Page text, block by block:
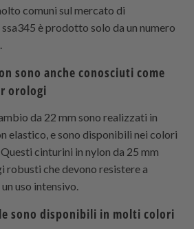
comuni sul mercato di
è prodotto solo da un numero
sono anche conosciuti come
orologi
da 22 mm sono realizzati in
elastico, e sono disponibili nei colori
cinturini in nylon da 25 mm
robusti che devono resistere a
uso intensivo.
sono disponibili in molti colori